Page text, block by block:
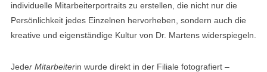
individuelle Mitarbeiterportraits zu erstellen, die nicht nur die
Persönlichkeit jedes Einzelnen hervorheben, sondern auch die
kreative und eigenständige Kultur von Dr. Martens widerspiegeln.
Jeder Mitarbeiterin wurde direkt in der Filiale fotografiert –